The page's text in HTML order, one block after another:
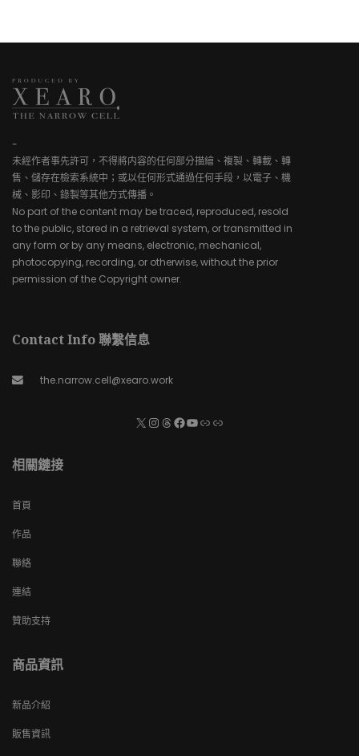
-
未經作者事先許可，不得將内容的任何部分描繪、複製、轉載、轉
售、儲存在檢索系統中；或以任何形式通過任何手段，以電子、機
械、影印、錄製等其他方式傳播。
No part of the content may be traced, reproduced, resold
to the public, stored in a retrieval system, or transmitted in
any form or by any means, electronic, mechanical,
photocopying, recording, or otherwise, without the prior
permission of the Copyright owner.
Contact Info 聯繫信息
the.narrow.cell@xearo.work
相關鏈接
首頁
作品
聯絡
連結
贊助支持
商品資訊
新品介紹
販售資訊